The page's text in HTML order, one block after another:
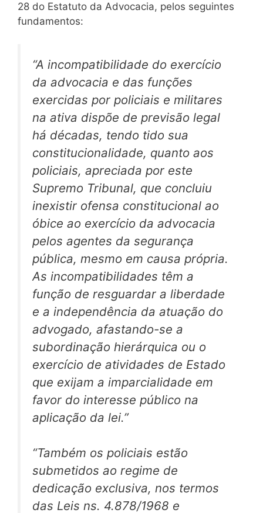
28 do Estatuto da Advocacia, pelos seguintes
fundamentos:
“A incompatibilidade do exercício
da advocacia e das funções
exercidas por policiais e militares
na ativa dispõe de previsão legal
há décadas, tendo tido sua
constitucionalidade, quanto aos
policiais, apreciada por este
Supremo Tribunal, que concluiu
inexistir ofensa constitucional ao
óbice ao exercício da advocacia
pelos agentes da segurança
pública, mesmo em causa própria.
As incompatibilidades têm a
função de resguardar a liberdade
e a independência da atuação do
advogado, afastando-se a
subordinação hierárquica ou o
exercício de atividades de Estado
que exijam a imparcialidade em
favor do interesse público na
aplicação da lei.”
“Também os policiais estão
submetidos ao regime de
dedicação exclusiva, nos termos
das Leis ns. 4.878/1968 e